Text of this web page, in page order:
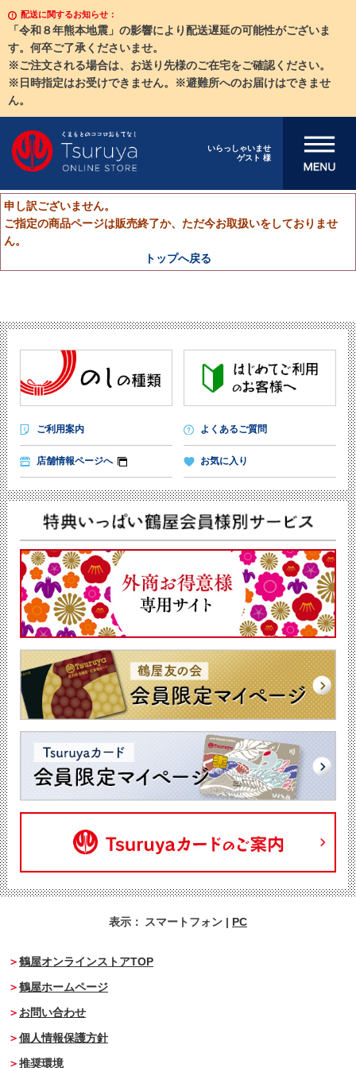
配送に関するお知らせ：
「令和８年熊本地震」の影響により配送遅延の可能性がございま
す。何卒ご了承くださいませ。
※ご注文される場合は、お送り先様のご在宅をご確認ください。
※日時指定はお受けできません。※避難所へのお届けはできませ
ん。
いらっしゃいませ
ゲスト 様
メニューを開
申し訳ございません。
ご指定の商品ページは販売終了か、ただ今お取扱いをしておりませ
ん。
トップへ戻る
ご利用案内 よくあるご質問
店舗情報ページへ お気に入り
表示： スマートフォン | PC
鶴屋オンラインストアTOP
鶴屋ホームページ
お問い合わせ
個人情報保護方針
推奨環境